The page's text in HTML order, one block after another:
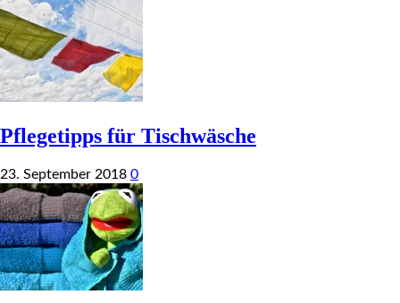
Pflegetipps für Tischwäsche
23. September 2018 0